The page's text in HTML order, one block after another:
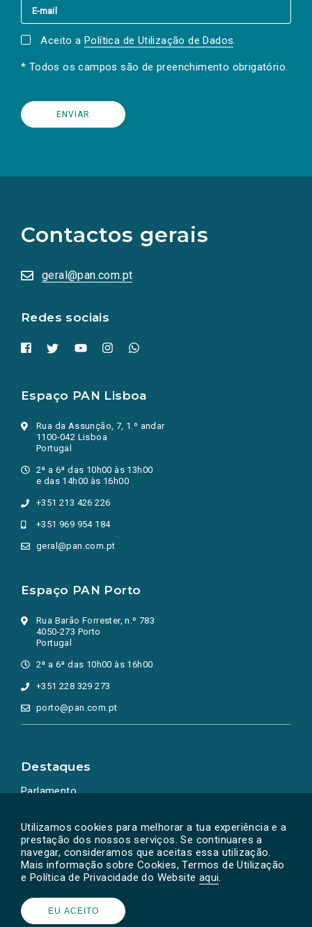
Utilizamos cookies para melhorar a tua experiência e a
prestação dos nossos serviços. Se continuares a
navegar, consideramos que aceitas essa utilização.
Mais informação sobre Cookies, Termos de Utilização
e Política de Privacidade do Website aqui.
EU ACEITO
Aceito a Política de Utilização de Dados.
* Todos os campos são de preenchimento obrigatório.
Contactos gerais
geral@pan.com.pt
Redes sociais
redes
sociais
numa
nova
Espaço PAN Lisboa
Rua da Assunção, 7, 1.º andar
1100-042 Lisboa
Portugal
2ª a 6ª das 10h00 às 13h00
e das 14h00 às 16h00
+351 213 426 226
+351 969 954 184
geral@pan.com.pt
Espaço PAN Porto
Rua Barão Forrester, n.º 783
4050-273 Porto
Portugal
2ª a 6ª das 10h00 às 16h00
+351 228 329 273
porto@pan.com.pt
Destaques
Parlamento
Powered by © PAN 2026